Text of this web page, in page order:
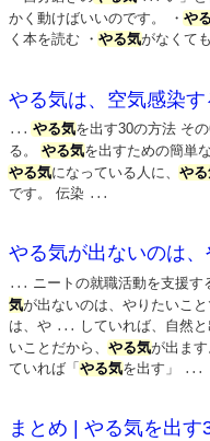
かく動けばいいのです。 ・ や
く本を読む ・ やる気がなくて
やる気は、空気感染す
... やる気を出す30の方法 そ
る。 やる気を出すための簡単
やる気になっている人に、 や
です。 伝染 ...
やる気が出ないのは、
... ニートの就職活動を支援す
気が出ないのは、やりたいこと
は、や ...
していれば、自然
いことだから、 やる気が出ま
ていれば「 やる気を出す」 ...
まとめ | やる気を出す